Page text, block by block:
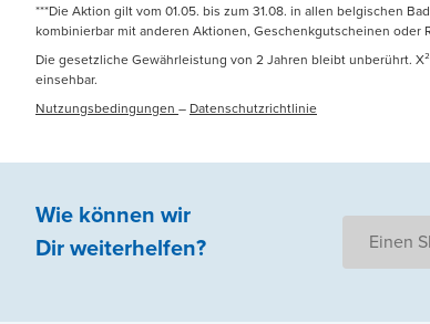
***Die Aktion gilt vom 01.05. bis zum 31.08. in allen belgischen
kombinierbar mit anderen Aktionen, Geschenkgutscheinen oder
Die gesetzliche Gewährleistung von 2 Jahren bleibt unberührt.
einsehbar.
Nutzungsbedingungen – Datenschutzrichtlinie
Wie können wir
Dir weiterhelfen? Einen